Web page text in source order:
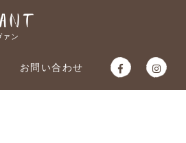
ン
お問い合わせ